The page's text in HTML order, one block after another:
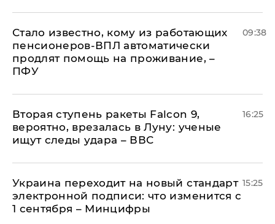
Стало известно, кому из работающих
пенсионеров-ВПЛ автоматически
продлят помощь на проживание, –
ПФУ
09:38
Вторая ступень ракеты Falcon 9,
вероятно, врезалась в Луну: ученые
ищут следы удара – ВВС
16:25
Украина переходит на новый стандарт
электронной подписи: что изменится с
1 сентября – Минцифры
15:25